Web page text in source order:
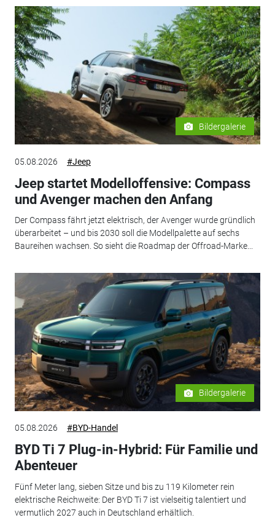
Bildergalerie
05.08.2026 #Jeep
Jeep startet Modelloffensive: Compass
und Avenger machen den Anfang
Der Compass fährt jetzt elektrisch, der Avenger wurde gründlich
überarbeitet – und bis 2030 soll die Modellpalette auf sechs
Baureihen wachsen. So sieht die Roadmap der Offroad-Marke...
Bildergalerie
05.08.2026 #BYD-Handel
BYD Ti 7 Plug-in-Hybrid: Für Familie und
Abenteuer
Fünf Meter lang, sieben Sitze und bis zu 119 Kilometer rein
elektrische Reichweite: Der BYD Ti 7 ist vielseitig talentiert und
vermutlich 2027 auch in Deutschland erhältlich.